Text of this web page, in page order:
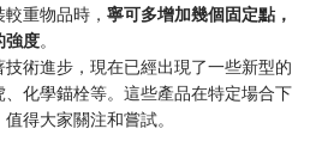
較重物品時，寧可多增加幾個固定點，
強度。
術進步，現在已經出現了一些新型的
化學錨栓等。這些產品在特定場合下
得大家關注和嘗試。